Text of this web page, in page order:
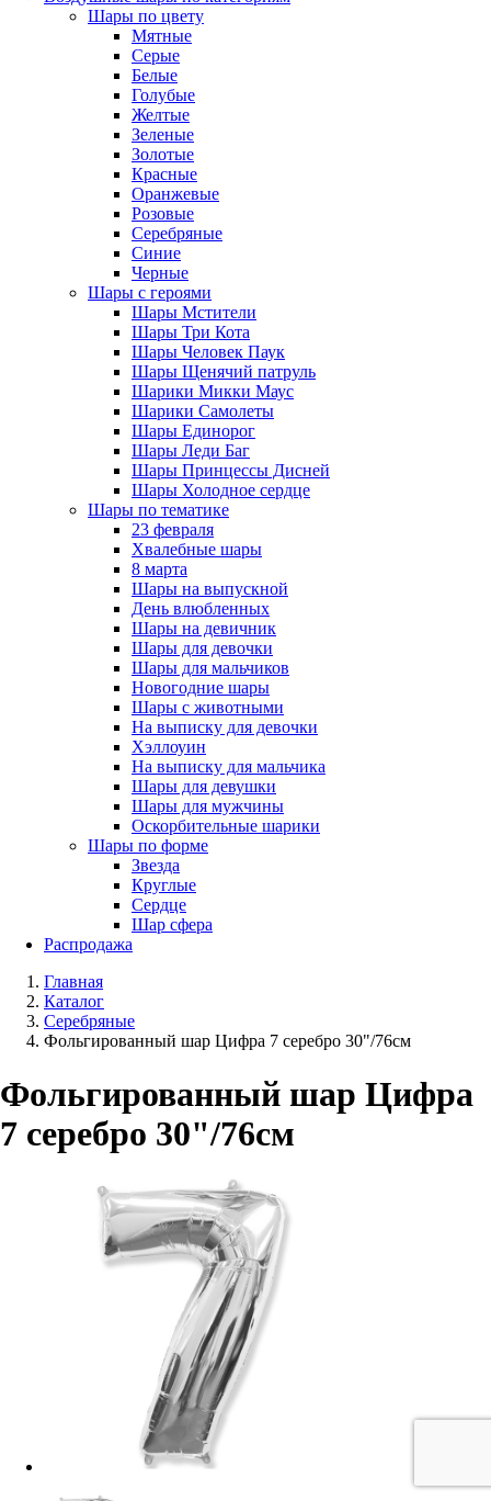
Шары по цвету
Мятные
Серые
Белые
Голубые
Желтые
Зеленые
Золотые
Красные
Оранжевые
Розовые
Серебряные
Синие
Черные
Шары с героями
Шары Мстители
Шары Три Кота
Шары Человек Паук
Шары Щенячий патруль
Шарики Микки Маус
Шарики Самолеты
Шары Единорог
Шары Леди Баг
Шары Принцессы Дисней
Шары Холодное сердце
Шары по тематике
23 февраля
Хвалебные шары
8 марта
Шары на выпускной
День влюбленных
Шары на девичник
Шары для девочки
Шары для мальчиков
Новогодние шары
Шары с животными
На выписку для девочки
Хэллоуин
На выписку для мальчика
Шары для девушки
Шары для мужчины
Оскорбительные шарики
Шары по форме
Звезда
Круглые
Сердце
Шар сфера
Распродажа
Главная
Каталог
Серебряные
Фольгированный шар Цифра 7 серебро 30"/76см
Фольгированный шар Цифра
7 серебро 30"/76см